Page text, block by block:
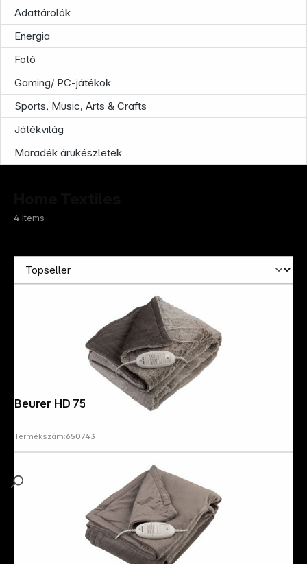
Adattárolók
Energia
Fotó
Gaming/ PC-játékok
Sports, Music, Arts & Crafts
Játékvilág
Maradék árukészletek
4 Items
Beurer HD 75 nordic
Termékszám:650743